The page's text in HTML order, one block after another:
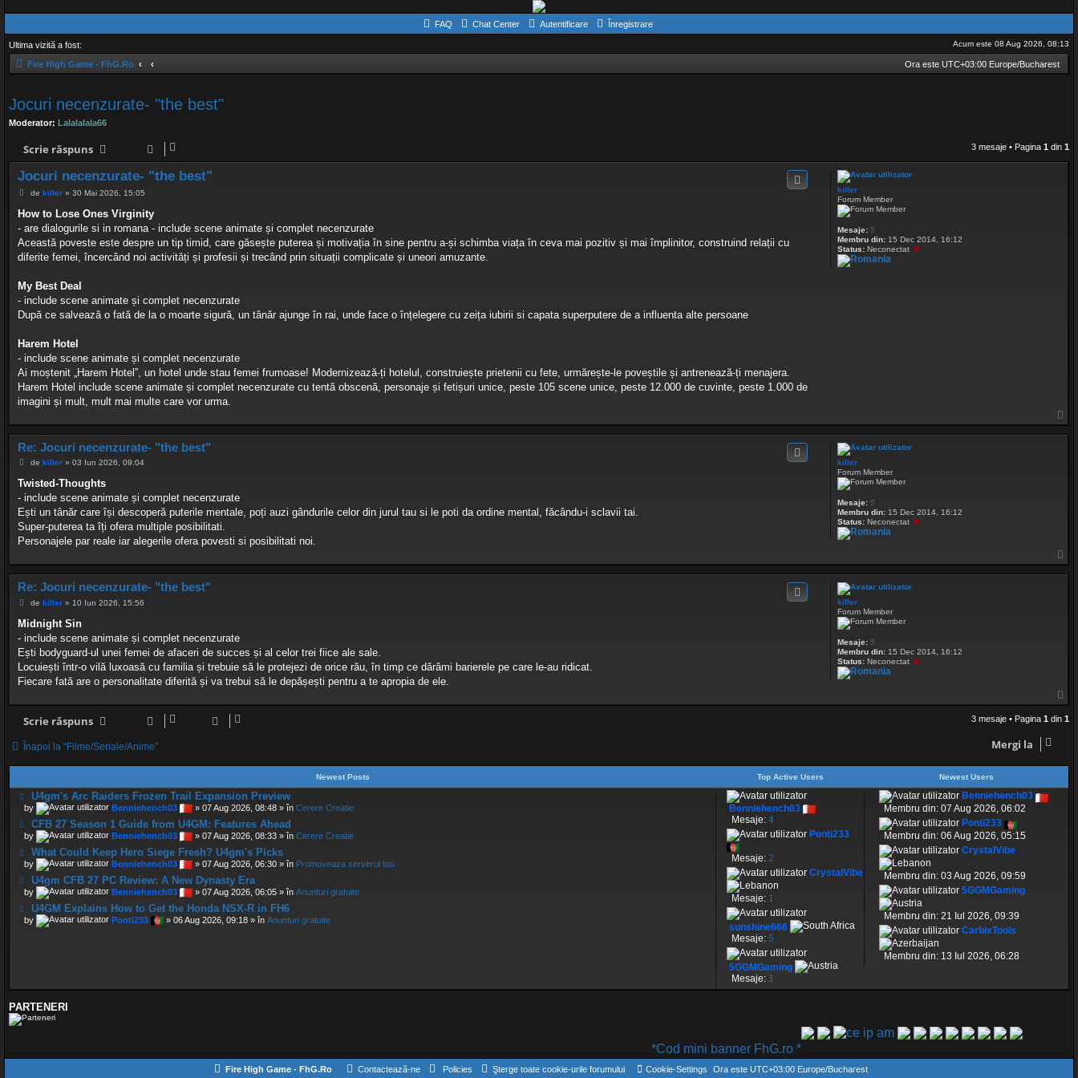
FAQ Chat Center Autentificare Înregistrare
Acum este 08 Aug 2026, 08:13
Ultima vizită a fost:
Fire High Game - FhG.Ro
Ora este UTC+03:00 Europe/Bucharest
Jocuri necenzurate- "the best"
Moderator: Lalalalala66
Scrie răspuns 3 mesaje • Pagina 1 din 1
killer
Forum Member
Mesaje: 5
Membru din: 15 Dec 2014, 16:12
Status: Neconectat
Jocuri necenzurate- "the best"
M
s
j
de killer» 30 Mai 2026, 15:05
How to Lose Ones Virginity
- are dialogurile si in romana - include scene animate și complet necenzurate
Această poveste este despre un tip timid, care găsește puterea și motivația în sine pentru a-și schimba viața în ceva mai pozitiv și mai împlinitor, construind relații cu
diferite femei, încercând noi activități și profesii și trecând prin situații complicate și uneori amuzante.
My Best Deal
- include scene animate și complet necenzurate
După ce salvează o fată de la o moarte sigură, un tânăr ajunge în rai, unde face o înțelegere cu zeița iubirii si capata superputere de a influenta alte persoane
Harem Hotel
- include scene animate și complet necenzurate
Ai moștenit „Harem Hotel”, un hotel unde stau femei frumoase! Modernizează-ți hotelul, construiește prietenii cu fete, urmărește-le poveștile și antrenează-ți menajera.
Harem Hotel include scene animate și complet necenzurate cu tentă obscenă, personaje și fetișuri unice, peste 105 scene unice, peste 12.000 de cuvinte, peste 1.000 de
imagini și mult, mult mai multe care vor urma.
u
s
killer
Forum Member
Mesaje: 5
Membru din: 15 Dec 2014, 16:12
Status: Neconectat
Re: Jocuri necenzurate- "the best"
M
s
j
de killer» 03 Iun 2026, 09:04
Twisted-Thoughts
- include scene animate și complet necenzurate
Ești un tânăr care își descoperă puterile mentale, poți auzi gândurile celor din jurul tau si le poti da ordine mental, făcându-i sclavii tai.
Super-puterea ta îți ofera multiple posibilitati.
Personajele par reale iar alegerile ofera povesti si posibilitati noi.
u
s
killer
Forum Member
Mesaje: 5
Membru din: 15 Dec 2014, 16:12
Status: Neconectat
Re: Jocuri necenzurate- "the best"
M
s
j
de killer» 10 Iun 2026, 15:56
Midnight Sin
- include scene animate și complet necenzurate
Ești bodyguard-ul unei femei de afaceri de succes și al celor trei fiice ale sale.
Locuiești într-o vilă luxoasă cu familia și trebuie să le protejezi de orice rău, în timp ce dărâmi barierele pe care le-au ridicat.
Fiecare fată are o personalitate diferită și va trebui să le depășești pentru a te apropia de ele.
u
Scrie răspuns 3 mesaje • Pagina 1 din 1
Înapoi la “Filme/Seriale/Anime” Mergi la
Newest Posts Top Active Users Newest Users
U4gm's Arc Raiders Frozen Trail Expansion Preview
by Benniehench03 » 07 Aug 2026, 08:48 » în Cerere Creatie
CFB 27 Season 1 Guide from U4GM: Features Ahead
by Benniehench03 » 07 Aug 2026, 08:33 » în Cerere Creatie
What Could Keep Hero Siege Fresh? U4gm's Picks
by Benniehench03 » 07 Aug 2026, 06:30 » în Promoveaza serverul tau
U4gm CFB 27 PC Review: A New Dynasty Era
by Benniehench03 » 07 Aug 2026, 06:05 » în Anunturi gratuite
U4GM Explains How to Get the Honda NSX-R in FH6
by Ponti233 » 06 Aug 2026, 09:18 » în Anunturi gratuite
Benniehench03
Mesaje: 4
Ponti233
Mesaje: 2
CrystalVibe
Mesaje: 1
sunshine666
Mesaje: 5
5GGMGaming
Mesaje: 1
Benniehench03
Membru din: 07 Aug 2026, 06:02
Ponti233
Membru din: 06 Aug 2026, 05:15
CrystalVibe
Membru din: 03 Aug 2026, 09:59
5GGMGaming
Membru din: 21 Iul 2026, 09:39
CarbixTools
Membru din: 13 Iul 2026, 06:28
PARTENERI
*Cod mini banner FhG.ro *
Fire High Game - FhG.Ro Ora este UTC+03:00 Europe/Bucharest
Cookie-Settings
Şterge toate cookie-urile forumului
Policies
Contactează-ne